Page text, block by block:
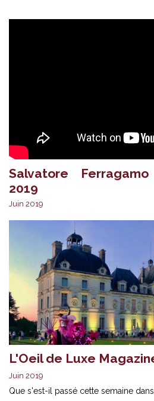
Salvatore
2019
Juin 2019
L'Oeil de Luxe
Juin 2019
Que s'est-il passé cette semaine